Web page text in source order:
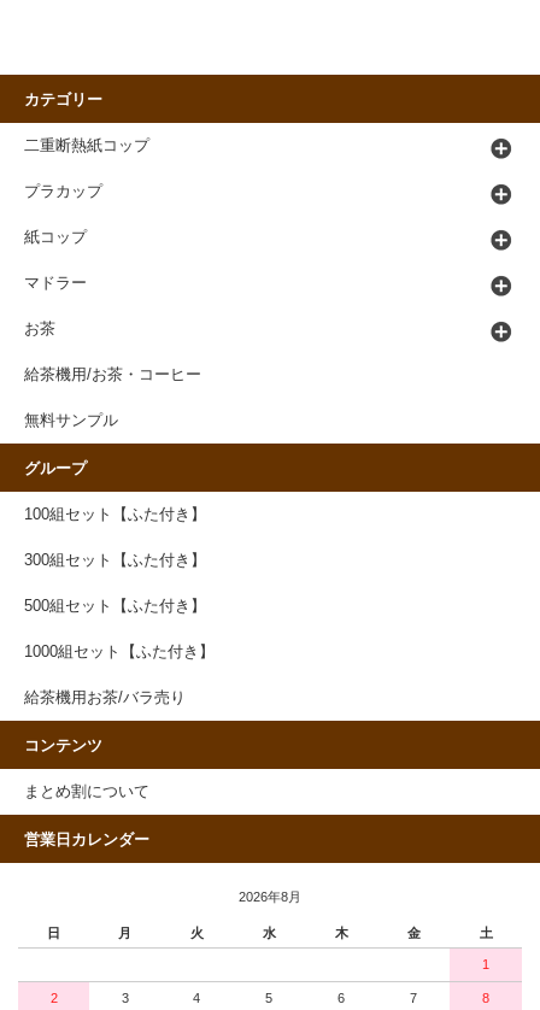
カテゴリー
二重断熱紙コップ
プラカップ
紙コップ
マドラー
お茶
給茶機用/お茶・コーヒー
無料サンプル
グループ
100組セット【ふた付き】
300組セット【ふた付き】
500組セット【ふた付き】
1000組セット【ふた付き】
給茶機用お茶/バラ売り
コンテンツ
まとめ割について
営業日カレンダー
2026年8月
日 月 火 水 木 金 土
1
2 3 4 5 6 7 8